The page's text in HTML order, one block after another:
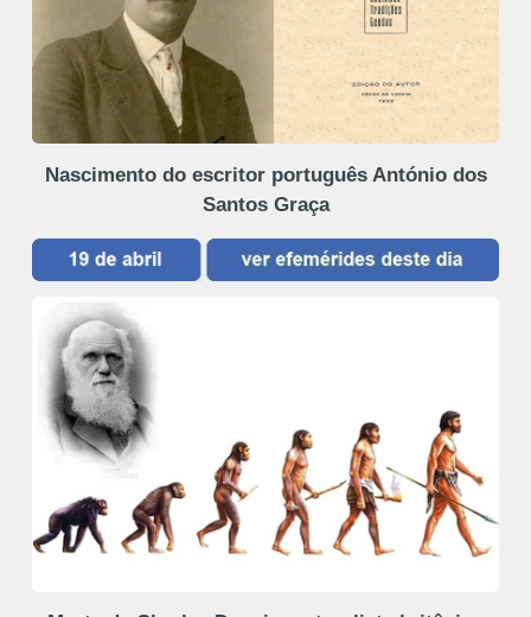
Nascimento do escritor português António dos
Santos Graça